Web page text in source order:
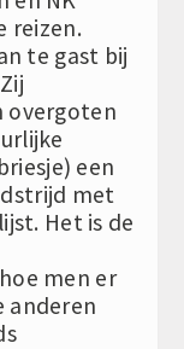
reizen.
te gast bij
overgoten
een
met
Het is de
men er
anderen